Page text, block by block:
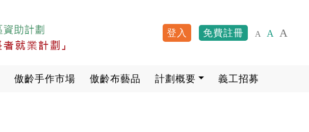
User account
登入 免費註冊 A A A
傲齡手作市場 傲齡布藝品 計劃概要 義工招募